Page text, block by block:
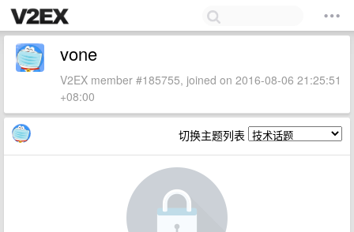
vone
V2EX member #185755, joined on 2016-08-06 21:25:51
+08:00
切换主题列表